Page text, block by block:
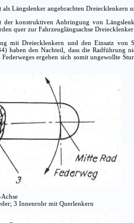
Längslenker angebrachten Dreiecklenkern
der konstruktiven Anbringung von
quer zur Fahrzeuglängsachse
mit Dreiecklenkern und den Einsatz von
haben den Nachteil, dass die Radführung
Federweges ergeben sich somit ungewollte
3 Innenrohr mit Querlenkern